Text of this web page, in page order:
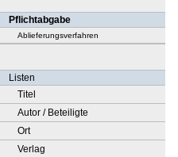
Pflichtabgabe
Ablieferungsverfahren
Listen
Titel
Autor / Beteiligte
Ort
Verlag